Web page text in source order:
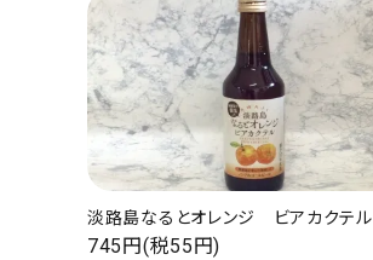
淡路島なるとオレンジ ビアカクテル
745円(税55円)